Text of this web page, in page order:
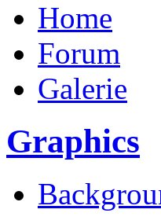
Home
Forum
Galerie
Graphics